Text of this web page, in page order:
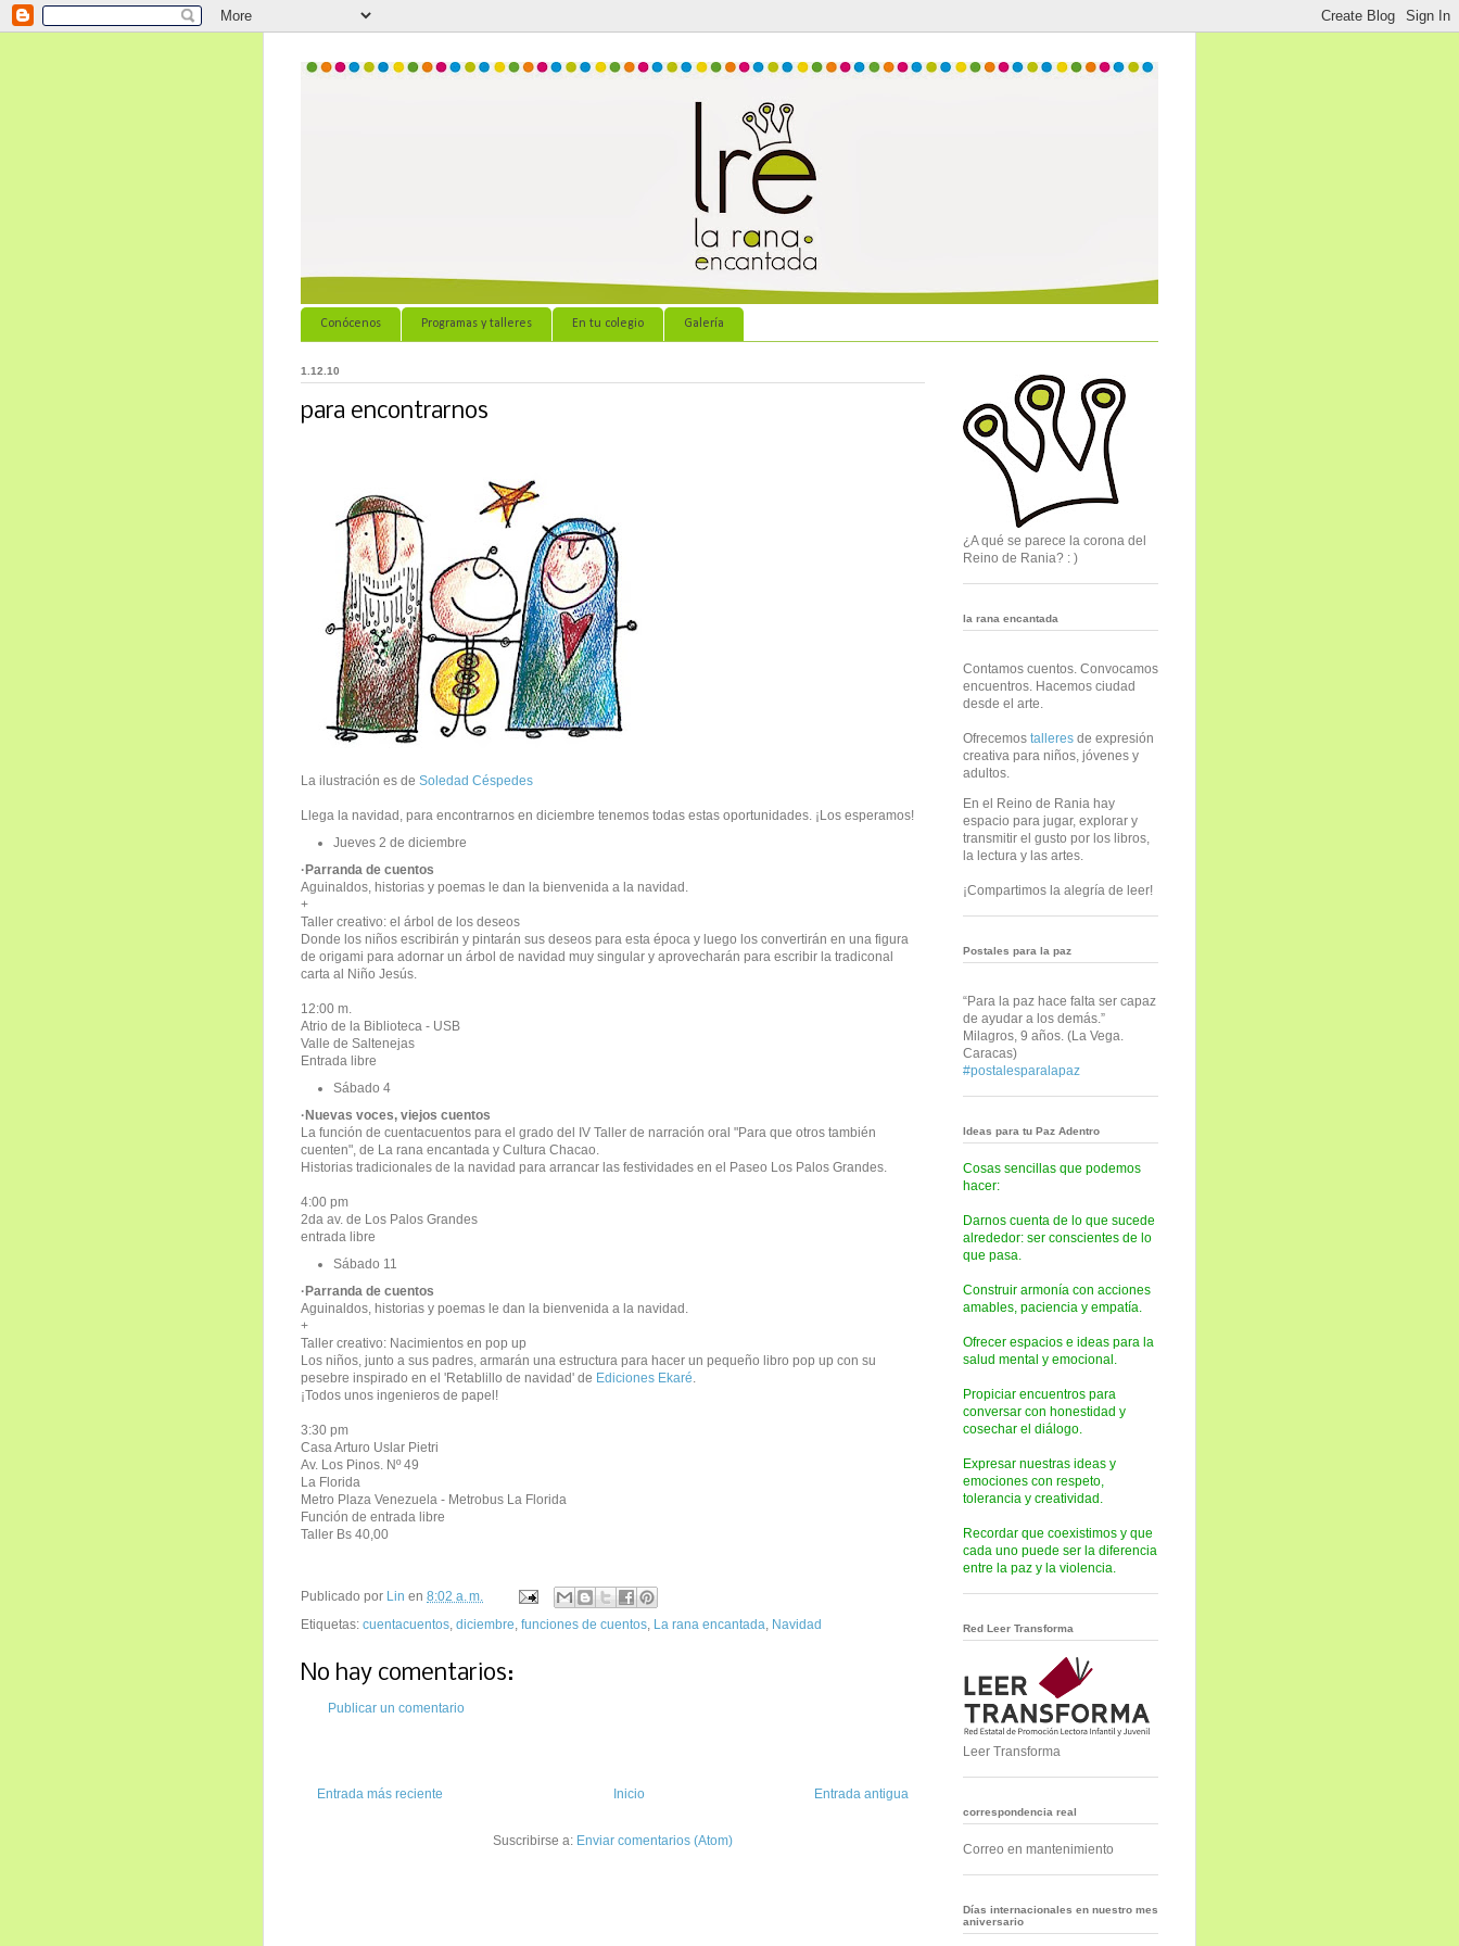
Conócenos Programas y talleres En tu colegio Galería
1.12.10
para encontrarnos
La ilustración es de Soledad Céspedes
Llega la navidad, para encontrarnos en diciembre tenemos todas estas oportunidades. ¡Los esperamos!
Jueves 2 de diciembre
·Parranda de cuentos
Aguinaldos, historias y poemas le dan la bienvenida a la navidad.
+
Taller creativo: el árbol de los deseos
Donde los niños escribirán y pintarán sus deseos para esta época y luego los convertirán en una figura
de origami para adornar un árbol de navidad muy singular y aprovecharán para escribir la tradiconal
carta al Niño Jesús.
12:00 m.
Atrio de la Biblioteca - USB
Valle de Saltenejas
Entrada libre
Sábado 4
·Nuevas voces, viejos cuentos
La función de cuentacuentos para el grado del IV Taller de narración oral "Para que otros también
cuenten", de La rana encantada y Cultura Chacao.
Historias tradicionales de la navidad para arrancar las festividades en el Paseo Los Palos Grandes.
4:00 pm
2da av. de Los Palos Grandes
entrada libre
Sábado 11
·Parranda de cuentos
Aguinaldos, historias y poemas le dan la bienvenida a la navidad.
+
Taller creativo: Nacimientos en pop up
Los niños, junto a sus padres, armarán una estructura para hacer un pequeño libro pop up con su
pesebre inspirado en el 'Retablillo de navidad' de Ediciones Ekaré
¡Todos unos ingenieros de papel!
3:30 pm
Casa Arturo Uslar Pietri
Av. Los Pinos. Nº 49
La Florida
Metro Plaza Venezuela - Metrobus La Florida
Función de entrada libre
Taller Bs 40,00
Publicado por Lin en 8:02 a. m.
Etiquetas: cuentacuentos diciembre funciones de cuentos La rana encantada Navidad
No hay comentarios:
Publicar un comentario
Entrada más reciente Entrada antigua
Inicio
Suscribirse a: Enviar comentarios (Atom)
¿A qué se parece la corona del
Reino de Rania? : )
la rana encantada
Contamos cuentos. Convocamos
encuentros. Hacemos ciudad
desde el arte.
Ofrecemos talleres de expresión
creativa para niños, jóvenes y
adultos.
En el Reino de Rania hay
espacio para jugar, explorar y
transmitir el gusto por los libros,
la lectura y las artes.
¡Compartimos la alegría de leer!
Postales para la paz
“Para la paz hace falta ser capaz
de ayudar a los demás.”
Milagros, 9 años. (La Vega.
Caracas)
#postalesparalapaz
Ideas para tu Paz Adentro
Cosas sencillas que podemos
hacer:
Darnos cuenta de lo que sucede
alrededor: ser conscientes de lo
que pasa.
Construir armonía con acciones
amables, paciencia y empatía.
Ofrecer espacios e ideas para la
salud mental y emocional.
Propiciar encuentros para
conversar con honestidad y
cosechar el diálogo.
Expresar nuestras ideas y
emociones con respeto,
tolerancia y creatividad.
Recordar que coexistimos y que
cada uno puede ser la diferencia
entre la paz y la violencia.
Red Leer Transforma
Leer Transforma
correspondencia real
Correo en mantenimiento
Días internacionales en nuestro mes
aniversario